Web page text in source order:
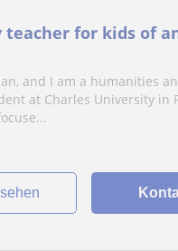
teacher for kids of
and I am a humanities
at Charles University in
sehen